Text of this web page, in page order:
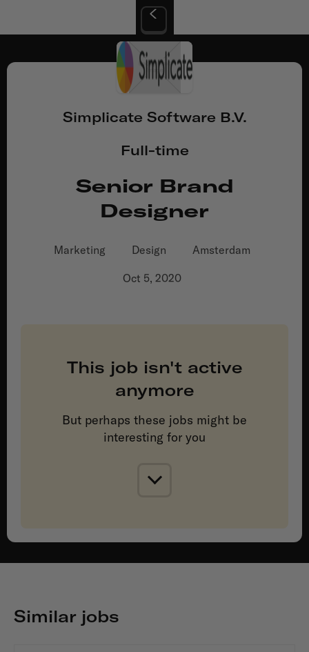
Simplicate Software B.V.
Full-time
Senior Brand
Designer
Marketing Design Amsterdam
Oct 5, 2020
This job isn't active
anymore
But perhaps these jobs might be
interesting for you
Similar jobs